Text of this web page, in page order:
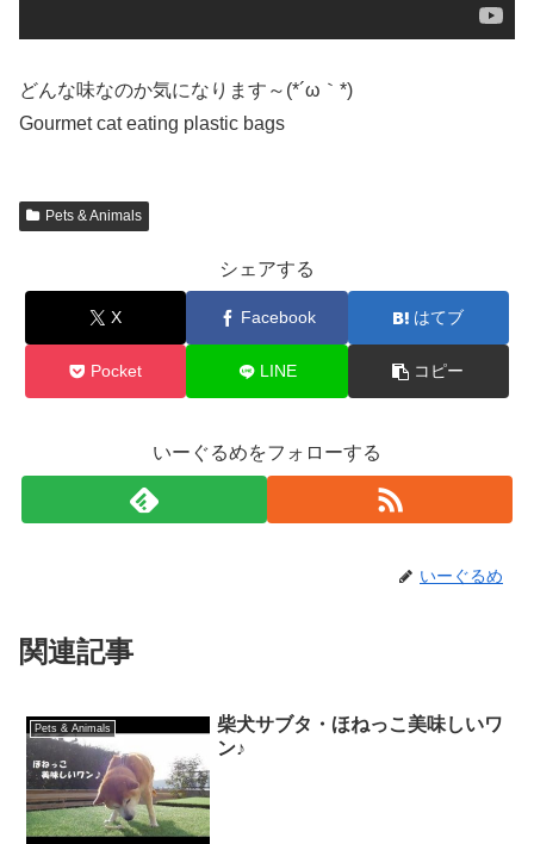
どんな味なのか気になります～(*´ω｀*)
Gourmet cat eating plastic bags
Pets & Animals
シェアする
X Facebook はてブ
Pocket LINE コピー
いーぐるめをフォローする
いーぐるめ
関連記事
Pets & Animals
柴犬サブタ・ほねっこ美味しいワ
ン♪